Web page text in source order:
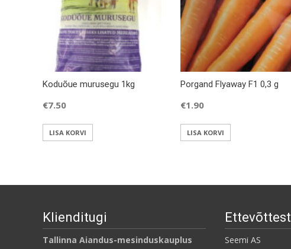
Koduõue murusegu 1kg
€7.50
LISA KORVI
Porgand Flyaway F1 0,3 g
€1.90
LISA KORVI
Klienditugi
Tallinna Aiandus-mesinduskauplus
Ettevõttest
Seemi AS